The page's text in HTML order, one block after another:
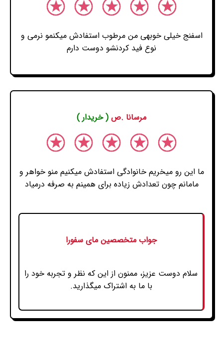
اسفنج خیلی خوبهی من مرطوب استفادش میکنمو نرمی و
نوع فید کردنشو دوست دارم
مرسانا .ص ( خریدار )
ما این رو میخریم خانوادگی استفادش میکنیم منو خواهر و
مامانم چون تعدادش زیاده برای همینم به صرفه درمیاد
جواب متخصصین مای سفورا
سلام دوست عزیز، ممنون از این که نظر و تجربه خود را
با ما به اشتراک میگذارید.